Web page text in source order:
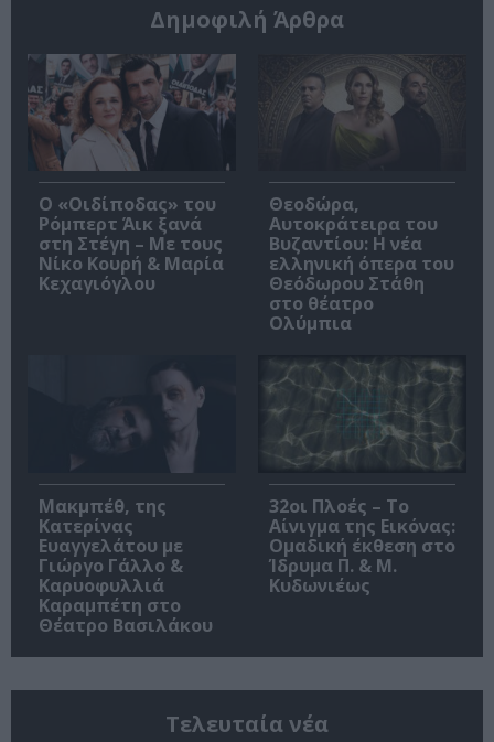
Δημοφιλή Άρθρα
O «Οιδίποδας» του
Ρόμπερτ Άικ ξανά
στη Στέγη – Με τους
Νίκο Κουρή & Μαρία
Κεχαγιόγλου
Θεοδώρα,
Αυτοκράτειρα του
Βυζαντίου: Η νέα
ελληνική όπερα του
Θεόδωρου Στάθη
στο θέατρο
Ολύμπια
Μακμπέθ, της
Κατερίνας
Ευαγγελάτου με
Γιώργο Γάλλο &
Καρυοφυλλιά
Καραμπέτη στο
Θέατρο Βασιλάκου
32οι Πλοές – Το
Αίνιγμα της Εικόνας:
Ομαδική έκθεση στο
Ίδρυμα Π. & Μ.
Κυδωνιέως
Τελευταία νέα